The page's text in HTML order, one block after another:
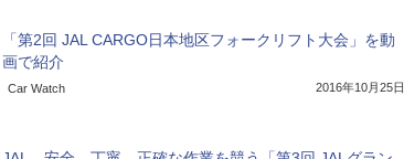
「第2回 JAL CARGO日本地区フォークリフト大会」を動
画で紹介
Car Watch 2016年10月25日